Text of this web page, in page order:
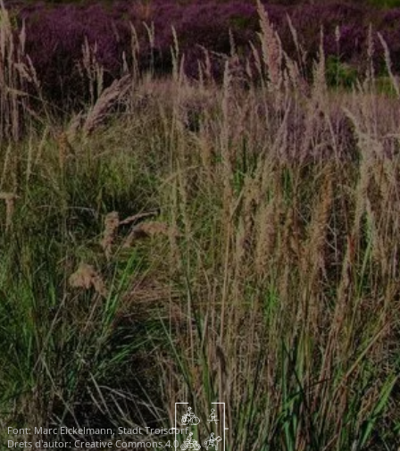
Font:Marc Eickelmann, Stadt Troisdorf
Drets d'autor: Creative Commons 4.0